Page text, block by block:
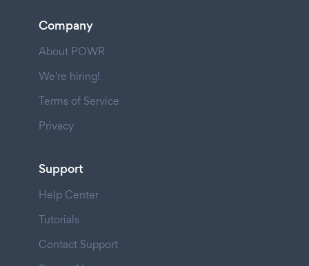
Company
About POWR
We're hiring!
Terms of Service
Privacy
Support
Help Center
Tutorials
Contact Support